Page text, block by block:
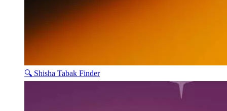
🔍 Shisha Tabak Finder